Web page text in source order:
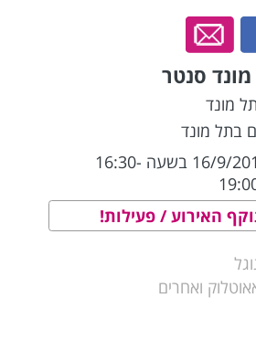
מונד סנטר
תל מונד
בתל מונד
16/9/2013-18/9/2013 בשעה 16:30-
האירוע / פעילות!
ואחרים